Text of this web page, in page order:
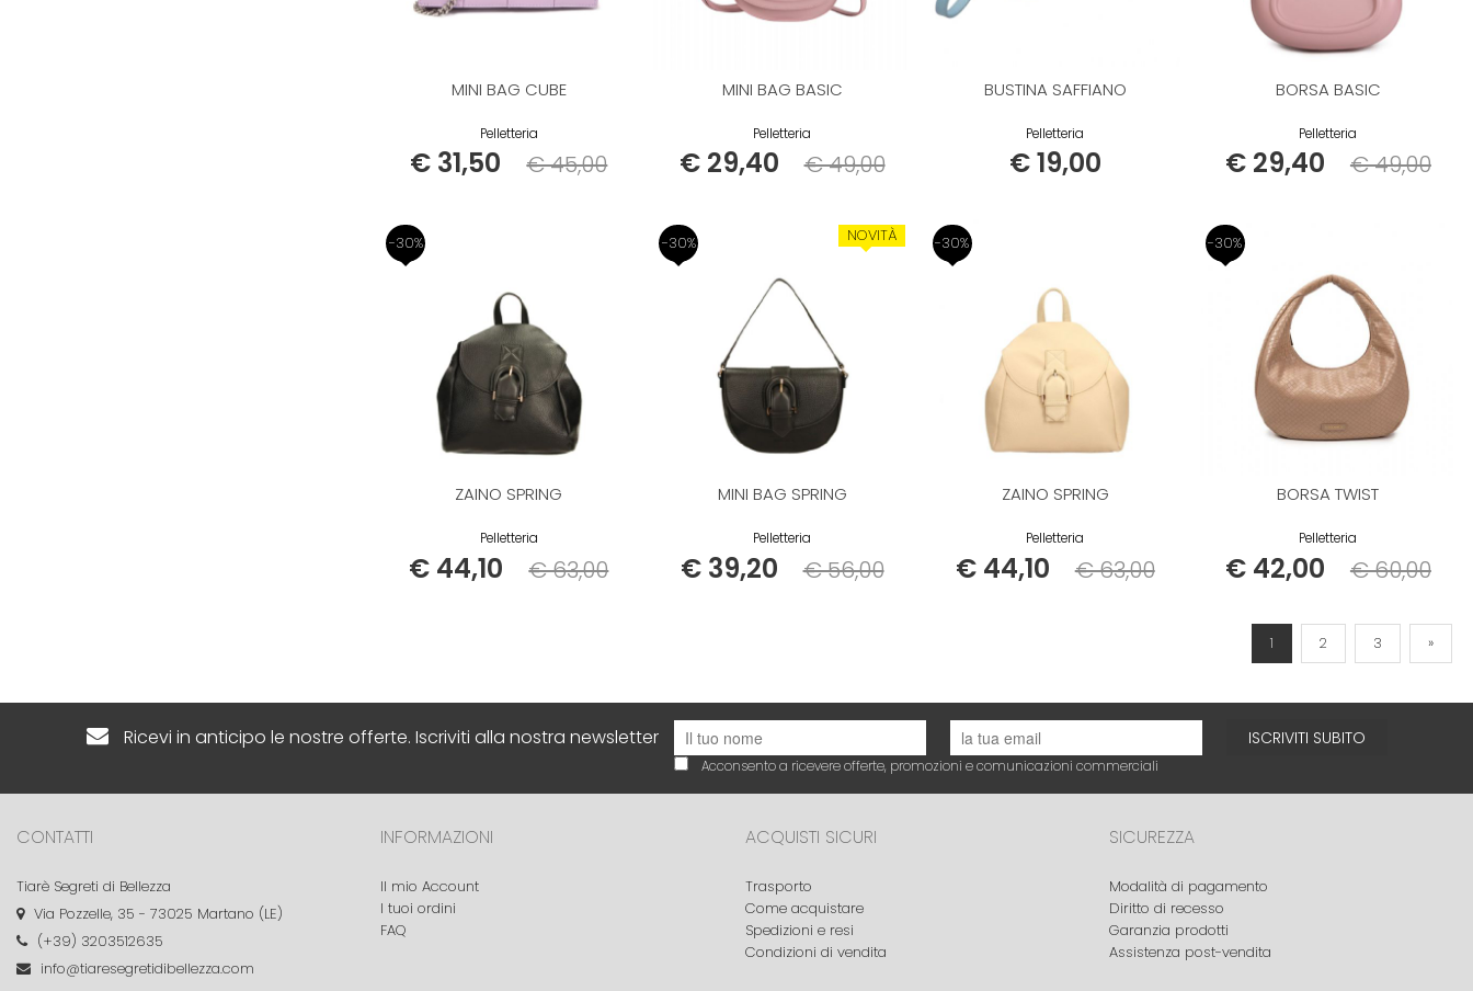
MINI BAG CUBE
Pelletteria
€ 31,50 Listino
€ 45,00
MINI BAG BASIC
Pelletteria
€ 29,40 Listino
€ 49,00
BUSTINA SAFFIANO
Pelletteria
€ 19,00
BORSA BASIC
Pelletteria
€ 29,40 Listino
€ 49,00
-30%
ZAINO SPRING
Pelletteria
€ 44,10 Listino
€ 63,00
-30% NOVITÀ
MINI BAG SPRING
Pelletteria
€ 39,20 Listino
€ 56,00
-30%
ZAINO SPRING
Pelletteria
€ 44,10 Listino
€ 63,00
-30%
BORSA TWIST
Pelletteria
€ 42,00 Listino
€ 60,00
1 2 3 »
Ricevi in anticipo le nostre offerte. Iscriviti alla nostra newsletter ISCRIVITI SUBITO
Acconsento a ricevere offerte, promozioni e comunicazioni commerciali
CONTATTI
Tiarè Segreti di Bellezza
Via Pozzelle, 35 - 73025 Martano (LE)
(+39) 3203512635
info@tiaresegretidibellezza.com
INFORMAZIONI
Il mio Account
I tuoi ordini
FAQ
ACQUISTI SICURI
Trasporto
Come acquistare
Spedizioni e resi
Condizioni di vendita
SICUREZZA
Modalità di pagamento
Diritto di recesso
Garanzia prodotti
Assistenza post-vendita